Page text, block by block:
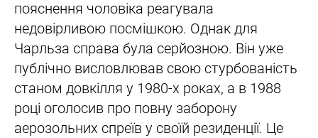
пояснення чоловіка реагувала
недовірливою посмішкою. Однак для
Чарльза справа була серйозною. Він уже
публічно висловлював свою стурбованість
станом довкілля у 1980-х роках, а в 1988
році оголосив про повну заборону
аерозольних спреїв у своїй резиденції. Це